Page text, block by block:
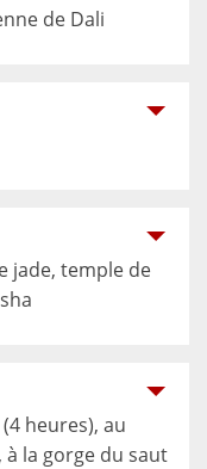
de Dali
jade, temple de
heures), au
à la gorge du saut